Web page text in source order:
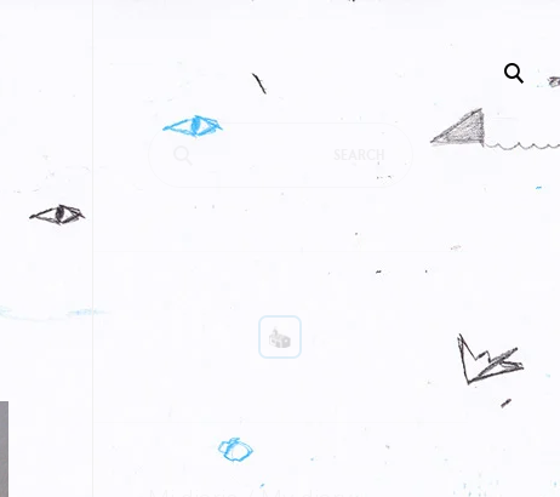
Search